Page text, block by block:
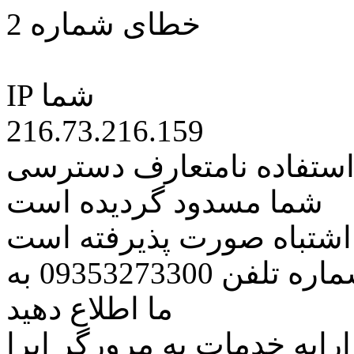
خطای شماره 2
IP شما
216.73.216.159
نامتعارف دسترسی
شما مسدود گردیده است
اشتباه صورت پذیرفته است
مراتب این مسئله را از طریق شماره تلفن 09353273300 به
ما اطلاع دهید
خدمات به مرورگر اپرا